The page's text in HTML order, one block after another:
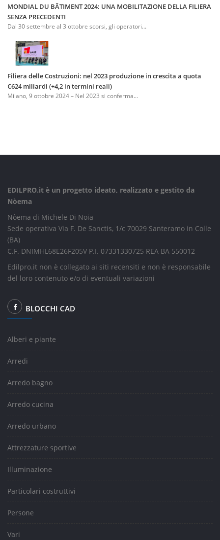
MONDIAL DU BÂTIMENT 2024: UNA MOBILITAZIONE DELLA FILIERA
SENZA PRECEDENTI
Dal 30 settembre al 3 ottobre scorsi, gli operatori...
Filiera delle Costruzioni: nel 2023 produzione in crescita a quota
€624 miliardi (+4,2 in termini reali)
Milano, 9 ottobre 2024 – Nel 2023 si conferma...
EDILPRO.it è un progetto ideato, realizzato e gestito da
Nòema
Nòema di Michele Di Noia
Sede operativa Via F. De Sanctis, 1/c 70029 Santeramo in Colle
(BA)
C.F. DNIMHL68E26F205V P.I. 07331330725 REA BA 550012
Edilpro.it non è collegato ai siti recensiti e non è responsabile
del loro contenuto e/o di eventuali variazioni
BLOCCHI CAD
Alberi e piante
Arredi
Arredo bagno
Arredo cucina
Arredo urbano
Attrezzature sportive
Illuminazione
Particolari costruttivi
Persone
Vari